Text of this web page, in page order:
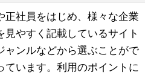
正社員をはじめ、様々な企業
見やすく記載しているサイト
ャンルなどから選ぶことがで
ています。利用のポイントに